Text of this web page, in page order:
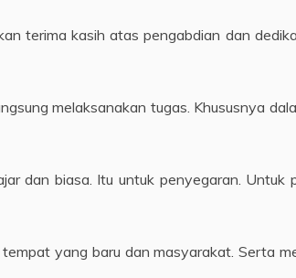
terima kasih atas pengabdian dan
melaksanakan tugas. Khususnya
dan biasa. Itu untuk penyegaran. Untuk
yang baru dan masyarakat. Serta